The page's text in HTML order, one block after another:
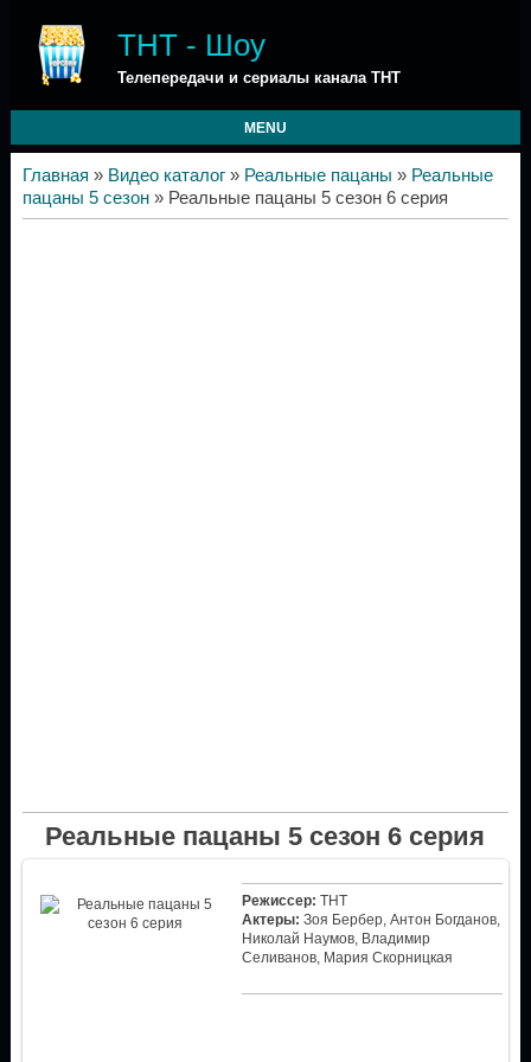
ТНТ - Шоу
Телепередачи и сериалы канала ТНТ
MENU
Главная » Видео каталог» Реальные пацаны » Реальные
пацаны 5 сезон» Реальные пацаны 5 сезон 6 серия
Реальные пацаны 5 сезон 6 серия
Режиссер: ТНТ
Актеры: Зоя Бербер, Антон Богданов,
Николай Наумов, Владимир
Селиванов, Мария Скорницкая